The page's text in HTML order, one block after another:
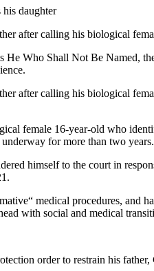
daughter
after calling his biological
He Who Shall Not Be Named,
after calling his biological
female 16-year-old who
for more than two years.
himself to the court in
medical procedures, and
with social and medical
order to restrain his